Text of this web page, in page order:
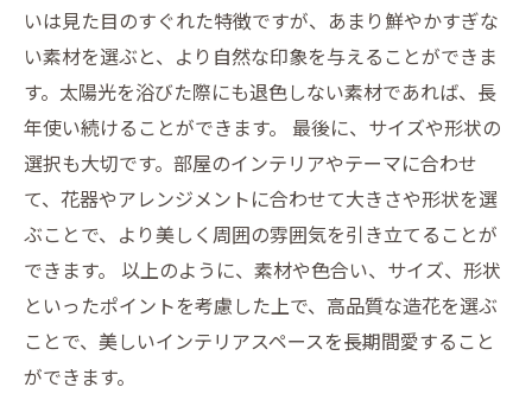
いは見た目のすぐれた特徴ですが、あまり鮮やかすぎな
い素材を選ぶと、より自然な印象を与えることができま
す。太陽光を浴びた際にも退色しない素材であれば、長
年使い続けることができます。 最後に、サイズや形状の
選択も大切です。部屋のインテリアやテーマに合わせ
て、花器やアレンジメントに合わせて大きさや形状を選
ぶことで、より美しく周囲の雰囲気を引き立てることが
できます。 以上のように、素材や色合い、サイズ、形状
といったポイントを考慮した上で、高品質な造花を選ぶ
ことで、美しいインテリアスペースを長期間愛すること
ができます。